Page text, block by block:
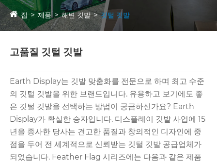
집 제품 해변 깃발 깃털 깃발
고품질 깃털 깃발
Earth Display는 깃발 맞춤화를 전문으로 하며 최고 수준
의 깃털 깃발을 위한 브랜드입니다. 유용하고 보기에도 좋
은 깃털 깃발을 선택하는 방법이 궁금하신가요? Earth
Display가 확실한 승자입니다. 디스플레이 깃발 사업에 15
년을 종사한 당사는 견고한 품질과 창의적인 디자인에 중
점을 두어 전 세계적으로 신뢰받는 깃털 깃발 공급업체가
되었습니다. Feather Flag 시리즈에는 다음과 같은 제품